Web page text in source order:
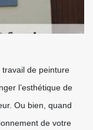
de peinture
l’esthétique de
Ou bien, quand
de votre